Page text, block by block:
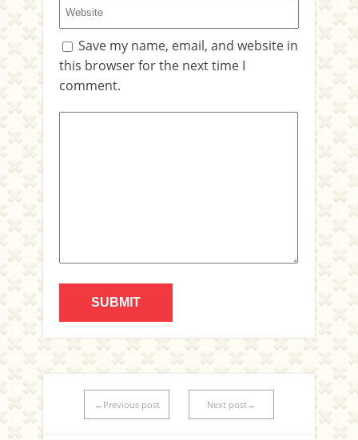
Save my name, email, and website in
this browser for the next time I
comment.
←Previous post Next post→